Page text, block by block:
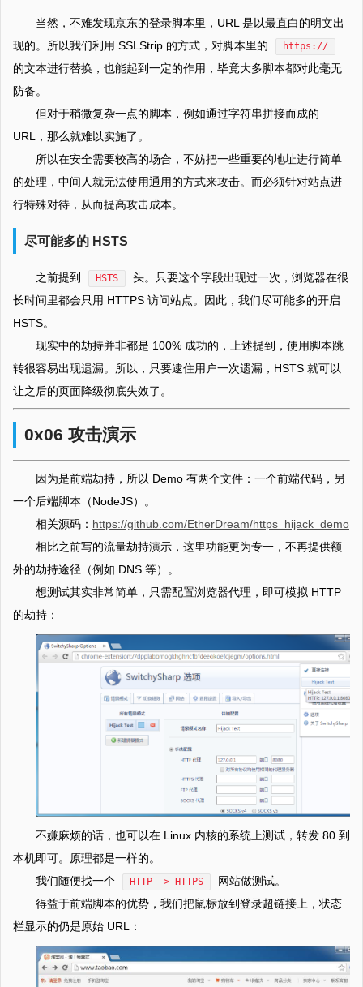
当然，不难发现京东的登录脚本里，URL 是以最直白的明文出
现的。所以我们利用 SSLStrip 的方式，对脚本里的
https://
的文本进行替换，也能起到一定的作用，毕竟大多脚本都对此毫无
防备。
但对于稍微复杂一点的脚本，例如通过字符串拼接而成的
URL，那么就难以实施了。
所以在安全需要较高的场合，不妨把一些重要的地址进行简单
的处理，中间人就无法使用通用的方式来攻击。而必须针对站点进
行特殊对待，从而提高攻击成本。
尽可能多的 HSTS
之前提到 HSTS
头。只要这个字段出现过一次，浏览器在很
长时间里都会只用 HTTPS 访问站点。因此，我们尽可能多的开启
HSTS。
现实中的劫持并非都是 100% 成功的，上述提到，使用脚本跳
转很容易出现遗漏。所以，只要逮住用户一次遗漏，HSTS 就可以
让之后的页面降级彻底失效了。
0x06 攻击演示
因为是前端劫持，所以 Demo 有两个文件：一个前端代码，另
一个后端脚本（NodeJS）。
相关源码： https://github.com/EtherDream/https_hijack_demo
相比之前写的流量劫持演示，这里功能更为专一，不再提供额
外的劫持途径（例如 DNS 等）。
想测试其实非常简单，只需配置浏览器代理，即可模拟 HTTP
的劫持：
不嫌麻烦的话，也可以在 Linux 内核的系统上测试，转发 80 到
本机即可。原理都是一样的。
我们随便找一个
HTTP -> HTTPS
网站做测试。
得益于前端脚本的优势，我们把鼠标放到登录超链接上，状态
栏显示的仍是原始 URL：